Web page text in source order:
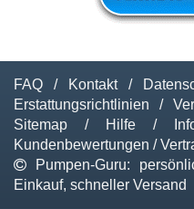
FAQ / Kontakt /
Erstattungsrichtlinien
/
Sitemap
/ Hilfe /
Kundenbewertungen /
Pumpen-Guru:
Einkauf, schneller Versand